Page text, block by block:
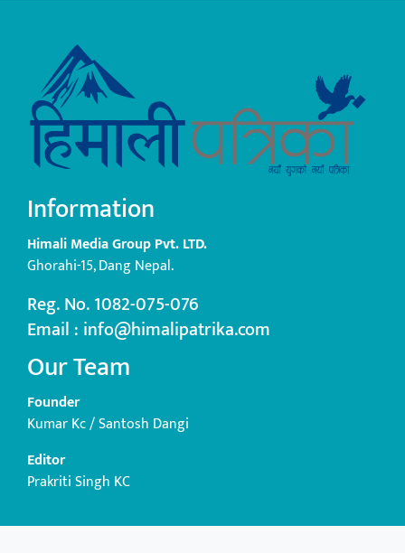
Information
Himali Media Group Pvt. LTD.
Ghorahi-15, Dang Nepal.
Reg. No. 1082-075-076
Email : info@himalipatrika.com
Our Team
Founder
Kumar Kc / Santosh Dangi
Editor
Prakriti Singh KC